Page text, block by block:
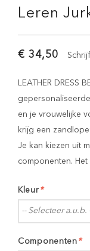
Leren
€ 34,50
LEATHER
en je vrouwelijke
krijg een
Je kan kiezen uit
componenten.
*
Kleur
*
Componenten